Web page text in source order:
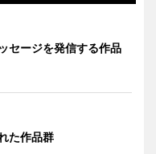
セージを発信する作品
た作品群